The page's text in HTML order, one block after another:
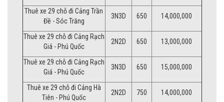
Thuê xe 29 chỗ đi Cảng Trần
Đề - Sóc Trăng
3N3D 650 14,000,000
Thuê xe 29 chỗ đi Cảng Rạch
Giá - Phú Quốc
2N2D 650 13,000,000
Thuê xe 29 chỗ đi Cảng Rạch
Giá - Phú Quốc
3N3D 650 15,000,000
Thuê xe 29 chỗ đi Cảng Hà
Tiên - Phú Quốc
2N2D 750 14,000,000